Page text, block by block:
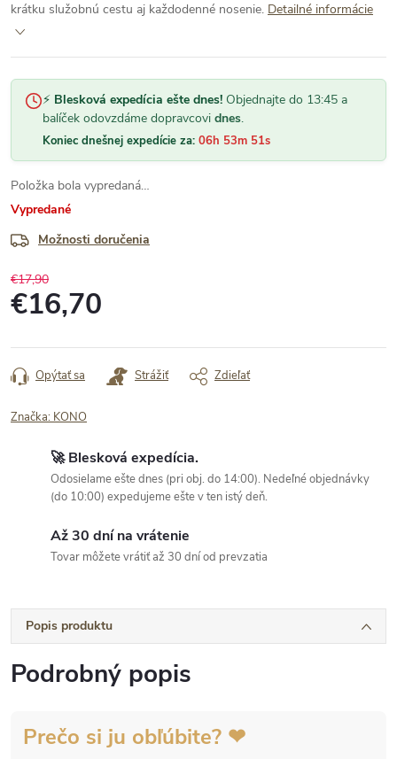
krátku služobnú cestu aj každodenné nosenie. Detailné informácie
⚡ Blesková expedícia ešte dnes! Objednajte do 13:45 a
balíček odovzdáme dopravcovi dnes.
Koniec dnešnej expedície za: 06h 53m 50s
Položka bola vypredaná…
Vypredané
Možnosti doručenia
€17,90
€16,70
cena:
Opýtať sa Strážiť Zdieľať
Značka: KONO
🚀 Blesková expedícia.
Odosielame ešte dnes (pri obj. do 14:00). Nedeľné objednávky
(do 10:00) expedujeme ešte v ten istý deň.
Až 30 dní na vrátenie
Tovar môžete vrátiť až 30 dní od prevzatia
Popis produktu
Podrobný popis
Prečo si ju obľúbite? ❤